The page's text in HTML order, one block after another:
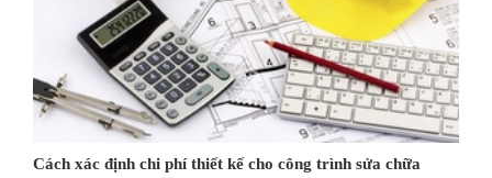
Cách xác định chi phí thiết kế cho công trình sửa chữa